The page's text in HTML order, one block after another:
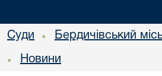
Суди • Бердичівський
• Новини